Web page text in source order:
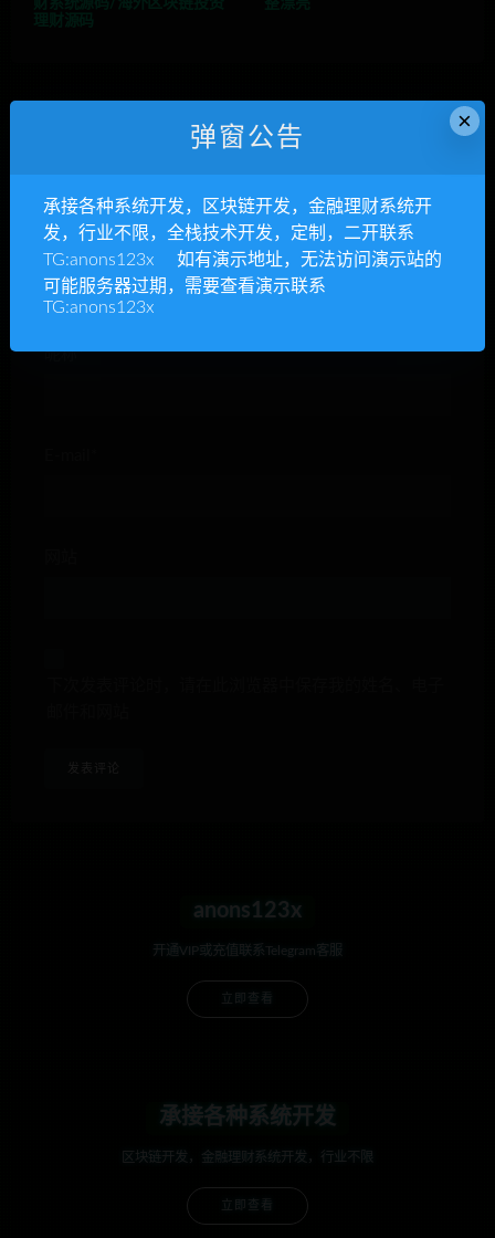
发表回复
昵称*
anons123x
开通VIP或充值联系Telegram客服
立即查看
承接各种系统开发
区块链开发，金融理财系统开发，行业不限
立即查看
×
弹窗公告
承接各种系统开发，区块链开发，金融理财系统开
发，行业不限，全栈技术开发，定制，二开联系
TG:anons123x 如有演示地址，无法访问演示站的
可能服务器过期，需要查看演示联系
TG:anons123x